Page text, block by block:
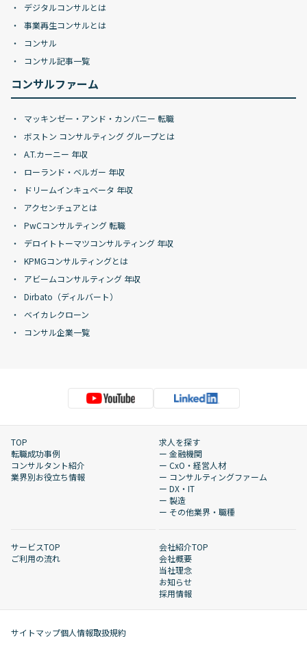
デジタルコンサルとは
事業再生コンサルとは
コンサル
コンサル記事一覧
コンサルファーム
マッキンゼー・アンド・カンパニー 転職
ボストン コンサルティング グループとは
A.T.カーニー 年収
ローランド・ベルガー 年収
ドリームインキュベータ 年収
アクセンチュアとは
PwCコンサルティング 転職
デロイトトーマツコンサルティング 年収
KPMGコンサルティングとは
アビームコンサルティング 年収
Dirbato（ディルバート）
ベイカレクローン
コンサル企業一覧
TOP
転職成功事例
コンサルタント紹介
業界別お役立ち情報
求人を探す
ー 金融機関
ー CxO・経営人材
ー コンサルティングファーム
ー DX・IT
ー 製造
ー その他業界・職種
サービスTOP
ご利用の流れ
会社紹介TOP
会社概要
当社理念
お知らせ
採用情報
サイトマップ個人情報取扱規約